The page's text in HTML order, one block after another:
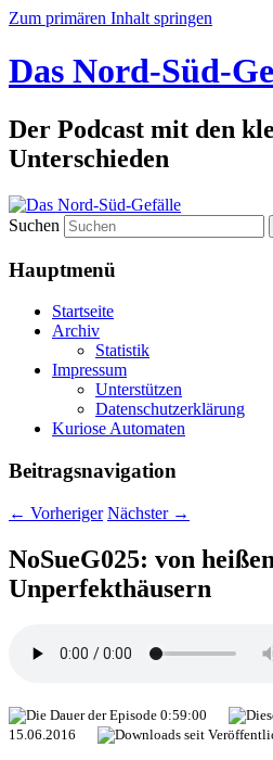
Zum primären Inhalt springen
Das Nord-Süd-
Der Podcast mit den
Unterschieden
Suchen
Hauptmenü
Startseite
Archiv
Statistik
Impressum
Unterstützen
Datenschutzerklärung
Kuriose Automaten
Beitragsnavigation
← Vorheriger Nächster →
NoSueG025: von
Unperfekthäusern
0:59:00
15.06.2016